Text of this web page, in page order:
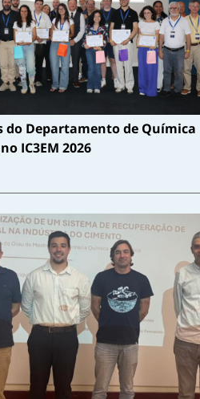
do Departamento de Química
IC3EM 2026